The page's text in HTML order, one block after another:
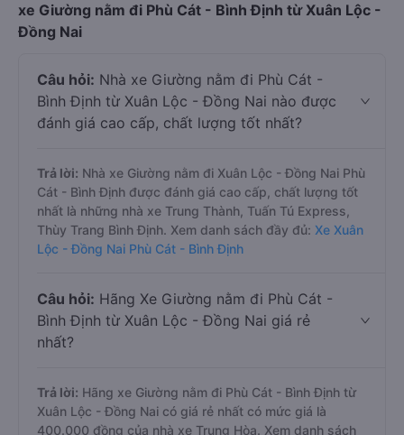
xe Giường nằm đi Phù Cát - Bình Định từ Xuân Lộc -
Đồng Nai
Câu hỏi: Nhà xe Giường nằm đi Phù Cát -
Bình Định từ Xuân Lộc - Đồng Nai nào được
đánh giá cao cấp, chất lượng tốt nhất?
Trả lời: Nhà xe Giường nằm đi Xuân Lộc - Đồng Nai Phù
Cát - Bình Định được đánh giá cao cấp, chất lượng tốt
nhất là những nhà xe Trung Thành, Tuấn Tú Express,
Thùy Trang Bình Định. Xem danh sách đầy đủ: Xe Xuân
Lộc - Đồng Nai Phù Cát - Bình Định
Câu hỏi: Hãng Xe Giường nằm đi Phù Cát -
Bình Định từ Xuân Lộc - Đồng Nai giá rẻ
nhất?
Trả lời: Hãng xe Giường nằm đi Phù Cát - Bình Định từ
Xuân Lộc - Đồng Nai có giá rẻ nhất có mức giá là
400.000 đồng của nhà xe Trung Hòa. Xem danh sách